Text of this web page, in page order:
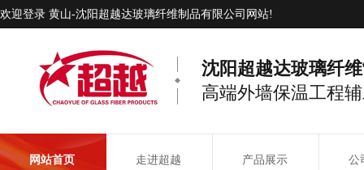
欢迎登录 黄山-沈阳超越达玻璃纤维制品有限公司网站!
沈阳超越达玻璃纤
高端外墙保温工程
网站首页 走进超越 产品展示 公